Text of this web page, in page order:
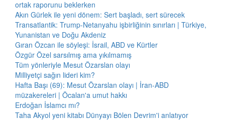
ortak raporunu beklerken
Akın Gürlek ile yeni dönem: Sert başladı, sert sürecek
Transatlantik: Trump-Netanyahu işbirliğinin sınırları | Türkiye,
Yunanistan ve Doğu Akdeniz
Gıran Özcan ile söyleşi: İsrail, ABD ve Kürtler
Özgür Özel sarsılmış ama yıkılmamış
Tüm yönleriyle Mesut Özarslan olayı
Milliyetçi sağın lideri kim?
Hafta Başı (69): Mesut Özarslan olayı | İran-ABD
müzakereleri | Öcalan'a umut hakkı
Erdoğan İslamcı mı?
Taha Akyol yeni kitabı Dünyayı Bölen Devrim'i anlatıyor